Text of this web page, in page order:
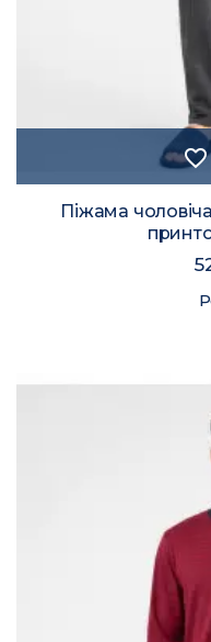
favorite_border
Піжама